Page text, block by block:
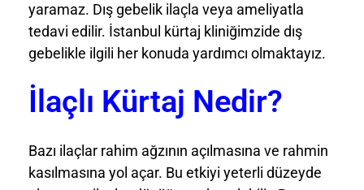
yaramaz. Dış gebelik ilaçla veya ameliyatla
tedavi edilir. İstanbul kürtaj kliniğimzide dış
gebelikle ilgili her konuda yardımcı olmaktayız.
İlaçlı Kürtaj Nedir?
Bazı ilaçlar rahim ağzının açılmasına ve rahmin
kasılmasına yol açar. Bu etkiyi yeterli düzeyde